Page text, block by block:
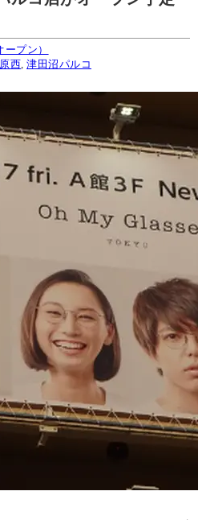
ープン）
西 ,津田沼パルコ